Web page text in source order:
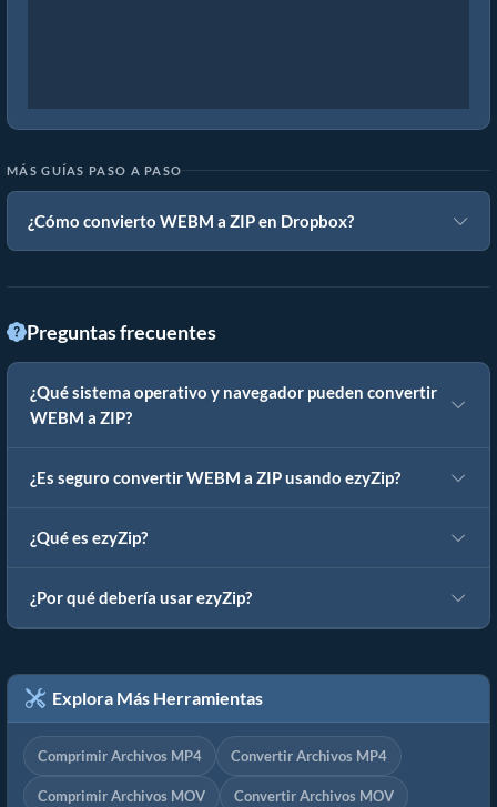
MÁS GUÍAS PASO A PASO
¿Cómo convierto WEBM a ZIP en Dropbox?
Preguntas frecuentes
¿Qué sistema operativo y navegador pueden convertir
WEBM a ZIP?
¿Es seguro convertir WEBM a ZIP usando ezyZip?
¿Qué es ezyZip?
¿Por qué debería usar ezyZip?
Explora Más Herramientas
Comprimir Archivos MP4 Convertir Archivos MP4
Comprimir Archivos MOV Convertir Archivos MOV